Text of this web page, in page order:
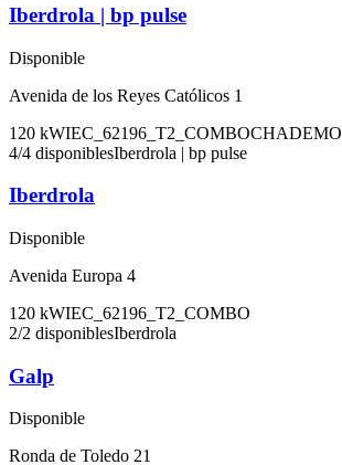
Iberdrola | bp pulse
Disponible
Avenida de los Reyes Católicos 1
120 kWIEC_62196_T2_COMBOCHADEMO
4/4 disponiblesIberdrola | bp pulse
Iberdrola
Disponible
Avenida Europa 4
120 kWIEC_62196_T2_COMBO
2/2 disponiblesIberdrola
Galp
Disponible
Ronda de Toledo 21